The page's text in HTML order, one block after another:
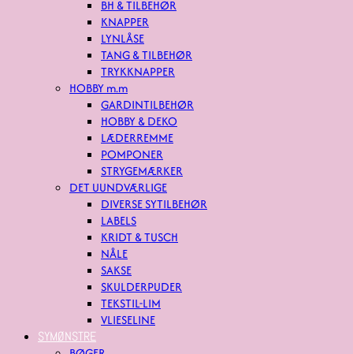
BH & TILBEHØR
KNAPPER
LYNLÅSE
TANG & TILBEHØR
TRYKKNAPPER
HOBBY m.m
GARDINTILBEHØR
HOBBY & DEKO
LÆDERREMME
POMPONER
STRYGEMÆRKER
DET UUNDVÆRLIGE
DIVERSE SYTILBEHØR
LABELS
KRIDT & TUSCH
NÅLE
SAKSE
SKULDERPUDER
TEKSTIL-LIM
VLIESELINE
SYMØNSTRE